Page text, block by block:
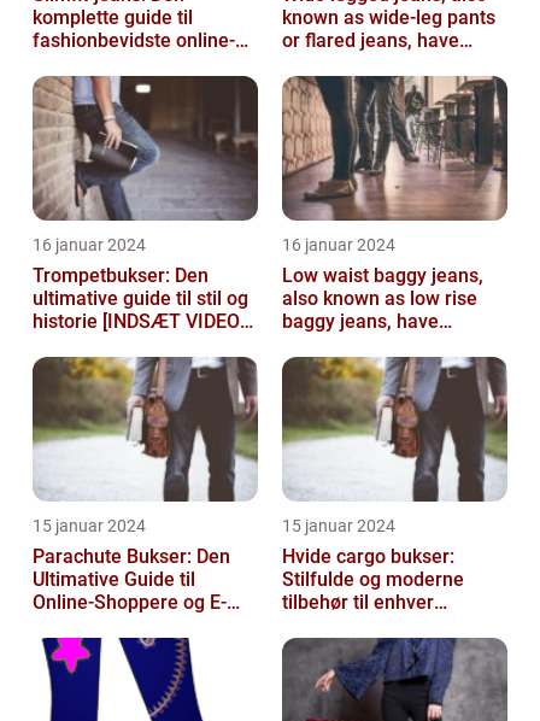
komplette guide til
fashionbevidste online-
known as wide-leg pants
or flared jeans, have
people...
16 januar 2024
Trompetbukser: Den
ultimative guide til stil og
historie [INDSÆT VIDEO
16 januar 2024
Low waist baggy jeans,
also known as low rise
baggy jeans, have
fashion choice for ...
15 januar 2024
Parachute Bukser: Den
Ultimative Guide til
Online-Shoppere og E-
15 januar 2024
Hvide cargo bukser:
Stilfulde og moderne
tilbehør til enhver